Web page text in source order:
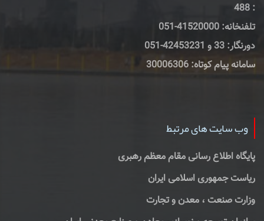
: 488
تلفنخانه: 41520000-051
دورنگار: 33 و 42453231-051
سامانه پیام کوتاه: 30006306
وب سایت های مرتبط
پایگاه اطلاع رسانی مقام معظم رهبری
ریاست جمهوری اسلامی ایران
وزارت صنعت ، معدن و تجارت